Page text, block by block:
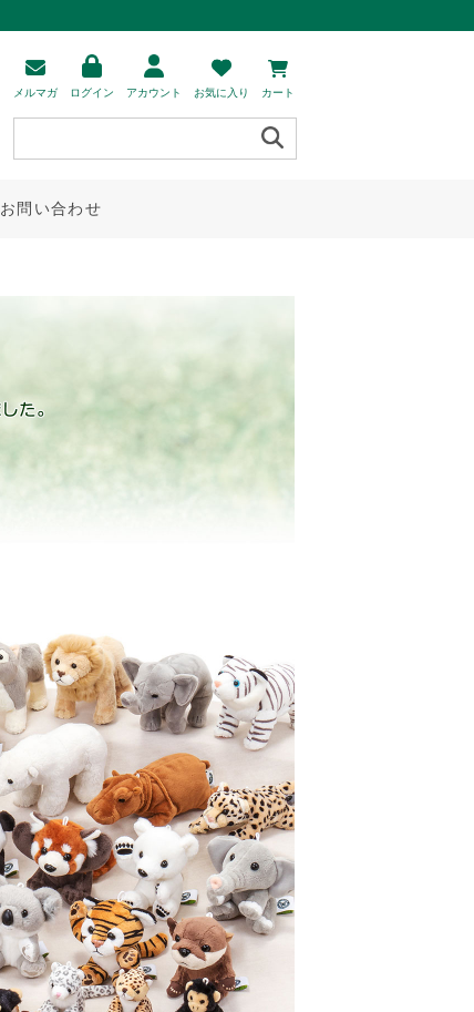
メルマガ ログイン アカウント お気に入り カート
お問い合わせ